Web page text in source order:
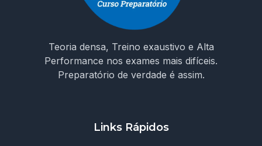
Teoria densa, Treino exaustivo e Alta
Performance nos exames mais difíceis.
Preparatório de verdade é assim.
Links Rápidos